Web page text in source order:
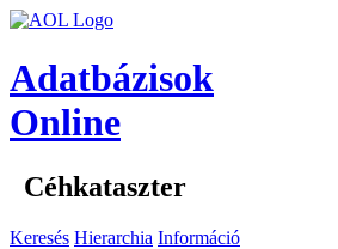
Adatbázisok
Online
Céhkataszter
Keresés Hierarchia Információ